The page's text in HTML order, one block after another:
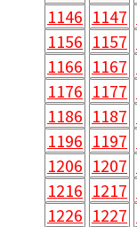
1146 1147
1156 1157
1166 1167
1176 1177
1186 1187
1196 1197
1206 1207
1216 1217
1226 1227